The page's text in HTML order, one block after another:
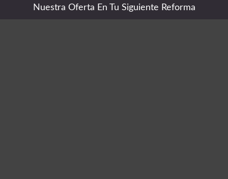
Nuestra Oferta En Tu Siguiente Reforma